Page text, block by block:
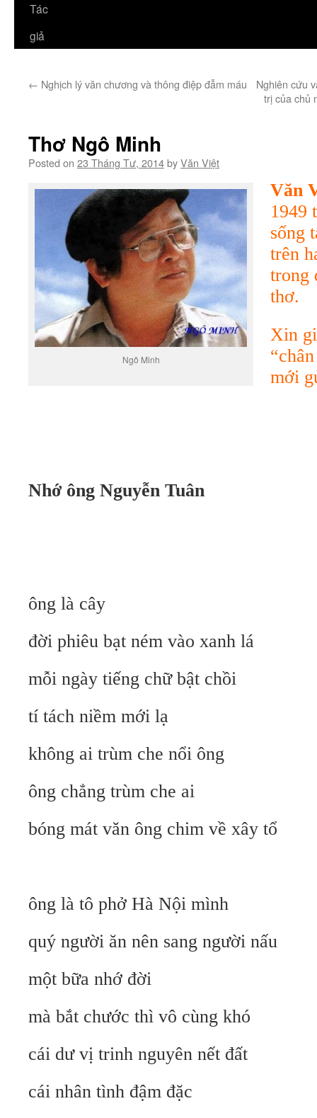
Tác
giả
← Nghịch lý văn chương và thông điệp đẫm máu
Nghiên cứu
trị của chủ
Thơ Ngô Minh
Posted on 23 Tháng Tư, 2014byVăn Việt
Ngô Minh
Văn
1949
sống
trên
trong
thơ.
Xin
mới
Nhớ ông Nguyễn Tuân
ông là cây
đời phiêu bạt ném vào xanh lá
mỗi ngày tiếng chữ bật chồi
tí tách niềm mới lạ
không ai trùm che nổi ông
ông chẳng trùm che ai
bóng mát văn ông chim về xây tổ
ông là tô phở Hà Nội mình
quý người ăn nên sang người nấu
một bữa nhớ đời
mà bắt chước thì vô cùng khó
cái dư vị trinh nguyên nết đất
cái nhân tình đậm đặc